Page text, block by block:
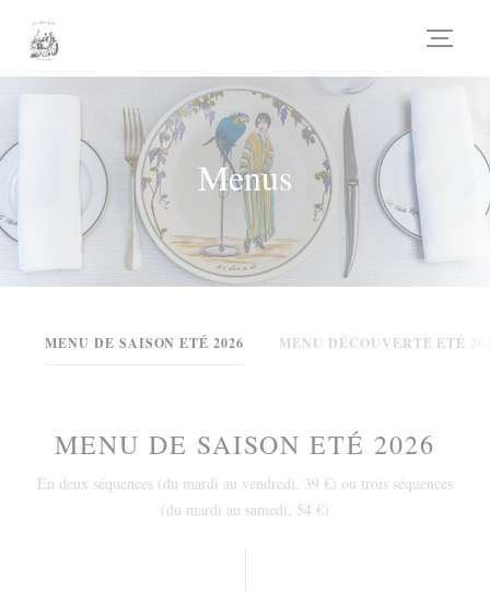
Menus
MENU DE SAISON ETÉ 2026 MENU DÉCOUVERTE ETÉ
MENU DE SAISON ETÉ 2026
En deux séquences (du mardi au vendredi, 39 €) ou trois séquences
(du mardi au samedi, 54 €)